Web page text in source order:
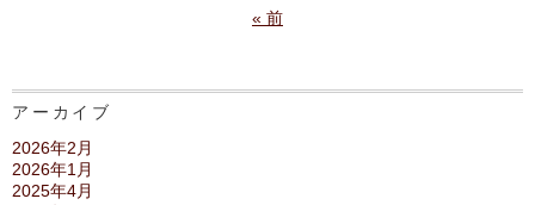
« 前
アーカイブ
2026年2月
2026年1月
2025年4月